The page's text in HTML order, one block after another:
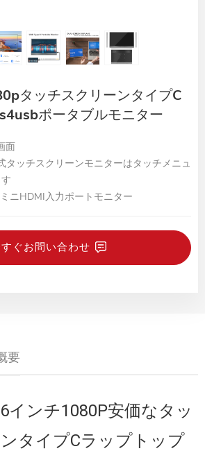
タッチスクリーンタイプC
ポータブルモニター
面
タッチスクリーンモニターはタッチメニュ
ニHDMI入力ポートモニター
ぐお問い合わせ
要
インチ1080P安価なタッ
タイプCラップトップ